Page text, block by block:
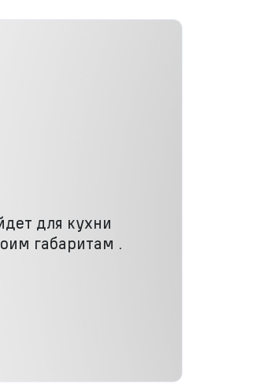
для кухни
габаритам .